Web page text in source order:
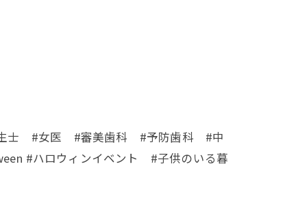
士 #女医 #審美歯科 #予防歯科 #中
#ハロウィンイベント #子供のいる暮